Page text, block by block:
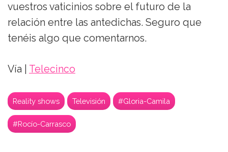
vuestros vaticinios sobre el futuro de la
relación entre las antedichas. Seguro que
tenéis algo que comentarnos.
Vía | Telecinco
Reality shows Televisión #Gloria-Camila
#Rocío-Carrasco